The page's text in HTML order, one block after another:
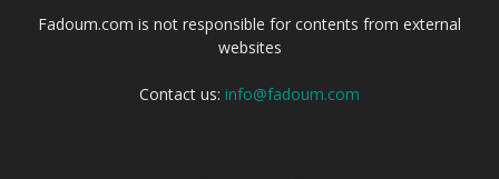
Fadoum.com is not responsible for contents from external
websites
Contact us: info@fadoum.com